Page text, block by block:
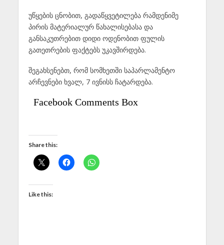
უწყების ცნობით, გადაწყვეტილება რამდენიმე
პირის მატერიალურ წახალისებასა და
განსაკუთრებით დიდი ოდენობით ფულის
გათეთრების ფაქტებს უკავშირდება.
შეგახსენებთ, რომ სომხეთში საპარლამენტო
არჩევნები ხვალ, 7 ივნისს ჩატარდება.
Facebook Comments Box
Share this:
Like this: